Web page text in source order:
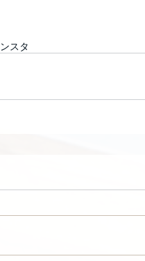
スタ